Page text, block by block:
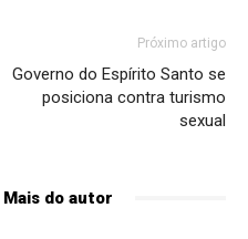
Próximo artigo
Governo do Espírito Santo se
posiciona contra turismo
sexual
Mais do autor